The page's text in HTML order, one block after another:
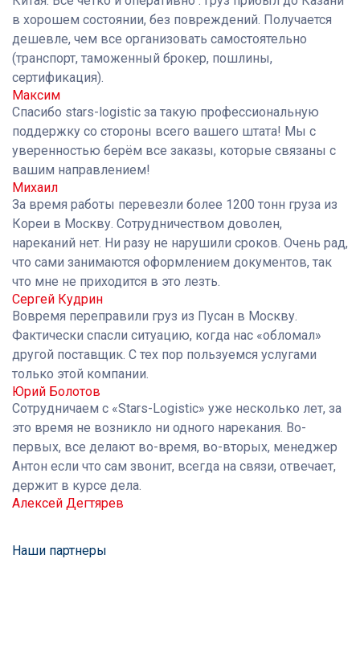
в хорошем состоянии, без повреждений. Получается
дешевле, чем все организовать самостоятельно
(транспорт, таможенный брокер, пошлины,
сертификация).
Максим
Спасибо stars-logistic за такую профессиональную
поддержку со стороны всего вашего штата! Мы с
уверенностью берём все заказы, которые связаны с
вашим направлением!
Михаил
За время работы перевезли более 1200 тонн груза из
Кореи в Москву. Сотрудничеством доволен,
нареканий нет. Ни разу не нарушили сроков. Очень рад,
что сами занимаются оформлением документов, так
что мне не приходится в это лезть.
Сергей Кудрин
Вовремя переправили груз из Пусан в Москву.
Фактически спасли ситуацию, когда нас «обломал»
другой поставщик. С тех пор пользуемся услугами
только этой компании.
Юрий Болотов
Сотрудничаем с «Stars-Logistic» уже несколько лет, за
это время не возникло ни одного нарекания. Во-
первых, все делают во-время, во-вторых, менеджер
Антон если что сам звонит, всегда на связи, отвечает,
держит в курсе дела.
Алексей Дегтярев
Наши партнеры